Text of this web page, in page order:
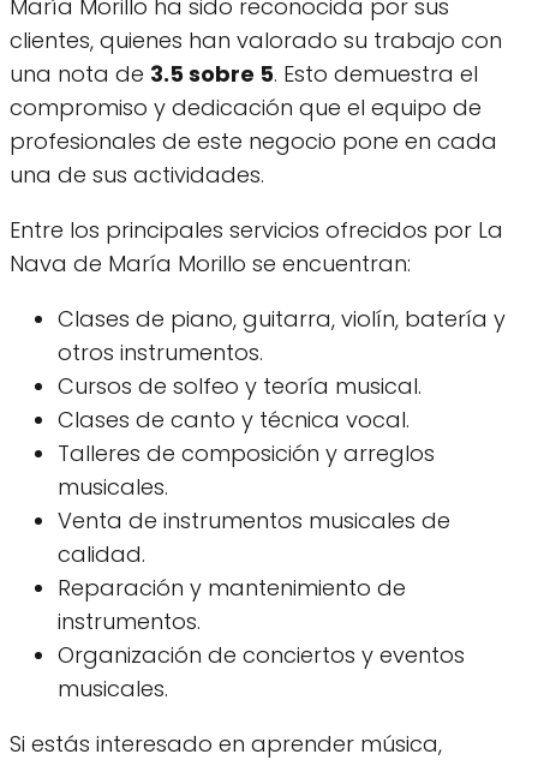
María Morillo ha sido reconocida por sus
clientes, quienes han valorado su trabajo con
una nota de 3.5 sobre 5. Esto demuestra el
compromiso y dedicación que el equipo de
profesionales de este negocio pone en cada
una de sus actividades.
Entre los principales servicios ofrecidos por La
Nava de María Morillo se encuentran:
Clases de piano, guitarra, violín, batería y
otros instrumentos.
Cursos de solfeo y teoría musical.
Clases de canto y técnica vocal.
Talleres de composición y arreglos
musicales.
Venta de instrumentos musicales de
calidad.
Reparación y mantenimiento de
instrumentos.
Organización de conciertos y eventos
musicales.
Si estás interesado en aprender música,